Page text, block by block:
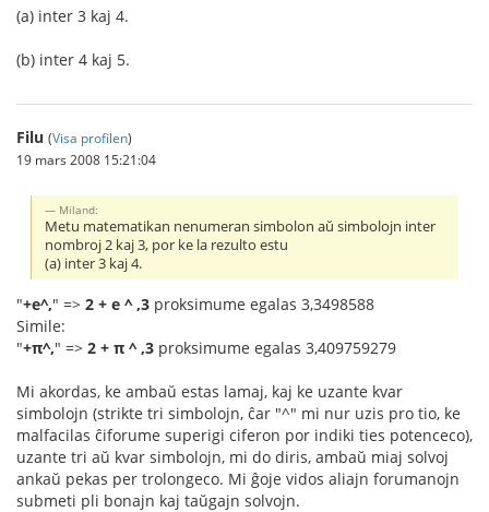
(a) inter 3 kaj 4.
(b) inter 4 kaj 5.
Filu (Visa profilen)
19 mars 2008 15:21:04
Miland:
Metu matematikan nenumeran simbolon aŭ simbolojn inter
nombroj 2 kaj 3, por ke la rezulto estu
(a) inter 3 kaj 4.
"+e^," => 2 + e ^ ,3 proksimume egalas 3,3498588
Simile:
"+π^," => 2 + π ^ ,3 proksimume egalas 3,409759279
Mi akordas, ke ambaŭ estas lamaj, kaj ke uzante kvar
simbolojn (strikte tri simbolojn, ĉar "^" mi nur uzis pro tio, ke
malfacilas ĉiforume superigi ciferon por indiki ties potenceco),
uzante tri aŭ kvar simbolojn, mi do diris, ambaŭ miaj solvoj
ankaŭ pekas per trolongeco. Mi ĝoje vidos aliajn forumanojn
submeti pli bonajn kaj taŭgajn solvojn.